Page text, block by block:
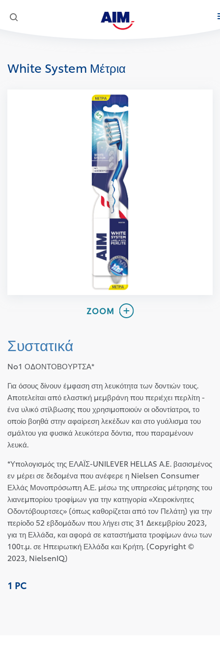
Στοματική φροντίδα
Κοινωνική Αποστολή
AIM Complete 8 Actions
Super Mario
White System Μέτρια
Συστατικά
No1 ΟΔΟΝΤΟΒΟΥΡΤΣΑ*
Για όσους δίνουν έμφαση στη λευκότητα των δοντιών τους.
Αποτελείται από ελαστική μεμβράνη που περιέχει περλίτη -
ένα υλικό στίλβωσης που χρησιμοποιούν οι οδοντίατροι, το
οποίο βοηθά στην αφαίρεση λεκέδων και στο γυάλισμα του
σμάλτου για φυσικά λευκότερα δόντια, που παραμένουν
λευκά.
*Υπολογισμός της ΕΛΑΪΣ-UNILEVER HELLAS A.E. βασισμένος
εν μέρει σε δεδομένα που ανέφερε η Nielsen Consumer
Ελλάς Μονοπρόσωπη Α.Ε. μέσω της υπηρεσίας μέτρησης του
λιανεμπορίου τροφίμων για την κατηγορία «Χειροκίνητες
Οδοντόβουρτσες» (όπως καθορίζεται από τον Πελάτη) για την
περίοδο 52 εβδομάδων που λήγει στις 31 Δεκεμβρίου 2023,
για τη Ελλάδα, και αφορά σε καταστήματα τροφίμων άνω των
100τ.μ. σε Ηπειρωτική Ελλάδα και Κρήτη. (Copyright ©
2023, NielsenIQ)
1 PC